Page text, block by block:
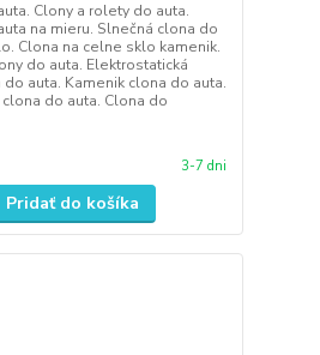
Clony a rolety do auta.
na mieru. Slnečná clona do
Clona na celne sklo kamenik.
do auta. Elektrostatická
auta. Kamenik clona do auta.
do auta. Clona do
3-7 dni
Pridať do košíka